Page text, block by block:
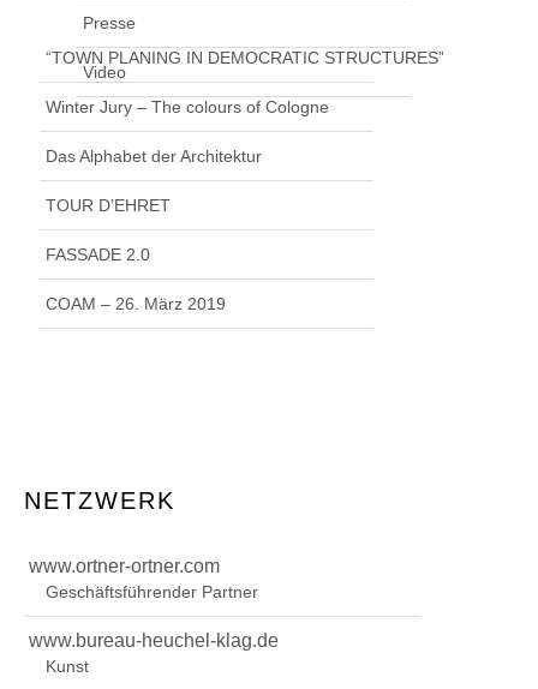
Presse
Video
“TOWN PLANING IN DEMOCRATIC STRUCTURES”
Winter Jury – The colours of Cologne
Das Alphabet der Architektur
TOUR D’EHRET
FASSADE 2.0
COAM – 26. März 2019
NETZWERK
www.ortner-ortner.com
Geschäftsführender Partner
www.bureau-heuchel-klag.de
Kunst